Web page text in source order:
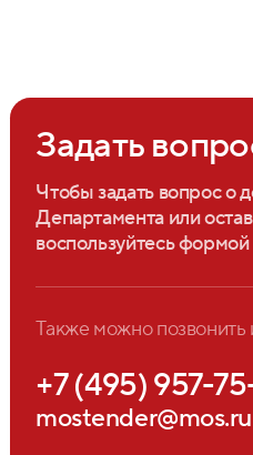
Задать
Чтобы задать вопрос о
Департамента или
воспользуйтесь формой
Также можно позвонить
+7 (495) 957-
mostender@mos.ru